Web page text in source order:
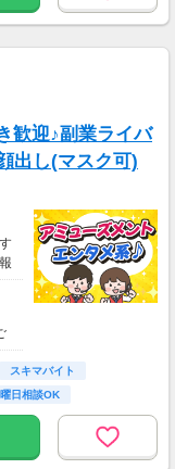
歓迎♪副業ライバ
出し(マスク可)
スキマバイト
日相談OK